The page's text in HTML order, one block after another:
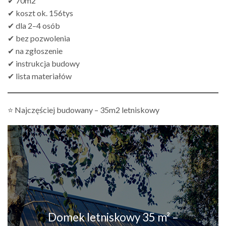
✔ koszt ok. 156tys
✔ dla 2–4 osób
✔ bez pozwolenia
✔ na zgłoszenie
✔ instrukcja budowy
✔ lista materiałów
⭐ Najczęściej budowany – 35m2 letniskowy
Domek letniskowy 35 m² –